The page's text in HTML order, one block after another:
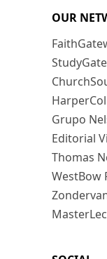
OUR
Grupo
Editorial
Thomas
WestBow